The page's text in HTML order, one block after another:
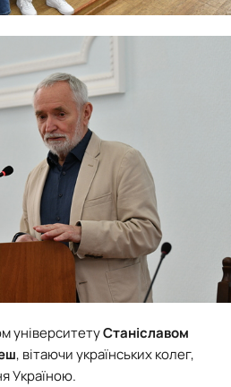
університетуСтаніславом
, вітаючи українських колег,
Україною.